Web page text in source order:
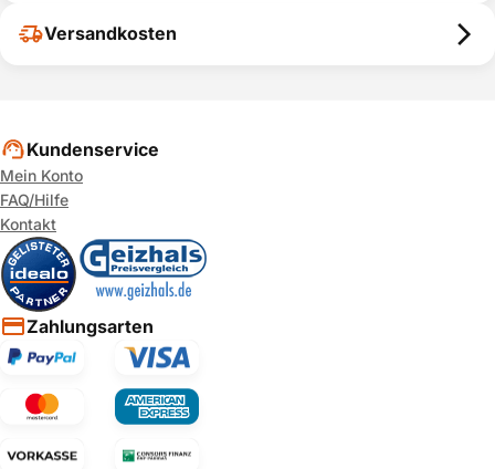
Versandkosten
Kundenservice
Mein Konto
FAQ/Hilfe
Kontakt
Zahlungsarten